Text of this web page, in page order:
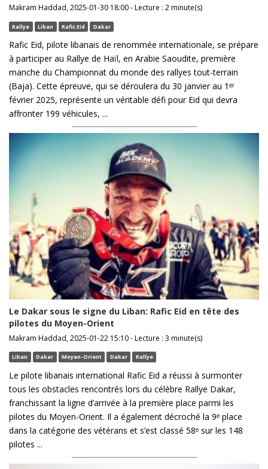
Makram Haddad, 2025-01-30 18:00 - Lecture : 2 minute(s)
Rallye Liban Rafic Eid Dakar
Rafic Eid, pilote libanais de renommée internationale, se prépare
à participer au Rallye de Haïl, en Arabie Saoudite, première
manche du Championnat du monde des rallyes tout-terrain
(Baja). Cette épreuve, qui se déroulera du 30 janvier au 1ᵉʳ
février 2025, représente un véritable défi pour Eid qui devra
affronter 199 véhicules, ...
Le Dakar sous le signe du Liban: Rafic Eid en tête des
pilotes du Moyen-Orient
Makram Haddad, 2025-01-22 15:10 - Lecture : 3 minute(s)
Liban Dakar Moyen-Orient Dakar Rallye
Le pilote libanais international Rafic Eid a réussi à surmonter
tous les obstacles rencontrés lors du célèbre Rallye Dakar,
franchissant la ligne d’arrivée à la première place parmi les
pilotes du Moyen-Orient. Il a également décroché la 9ᵉ place
dans la catégorie des vétérans et s’est classé 58ᵉ sur les 148
pilotes ...